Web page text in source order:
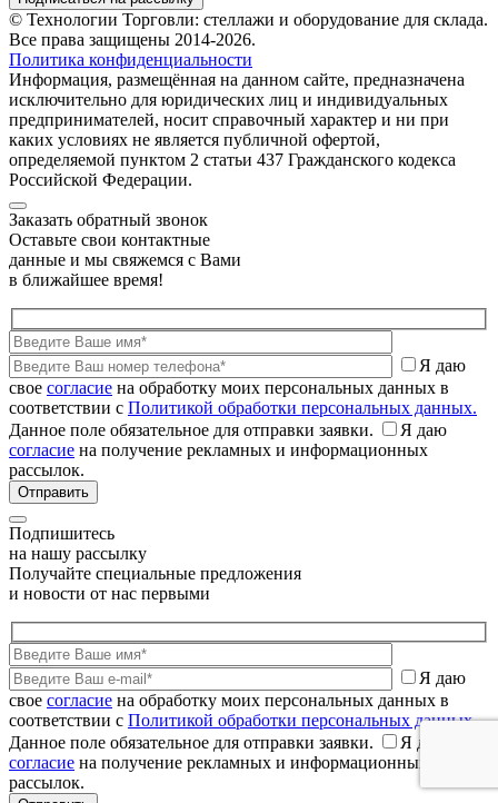
© Технологии Торговли: стеллажи и оборудование для склада.
Все права защищены 2014-2026.
Политика конфиденциальности
Информация, размещённая на данном сайте, предназначена
исключительно для юридических лиц и индивидуальных
предпринимателей, носит справочный характер и ни при
каких условиях не является публичной офертой,
определяемой пунктом 2 статьи 437 Гражданского кодекса
Российской Федерации.
Заказать обратный звонок
Оставьте свои контактные
данные и мы свяжемся с Вами
в ближайшее время!
Я даю
свое согласие на обработку моих персональных данных в
соответствии с Политикой обработки персональных данных.
Данное поле обязательное для отправки заявки.
Я даю
согласие на получение рекламных и информационных
рассылок.
Подпишитесь
на нашу рассылку
Получайте специальные предложения
и новости от нас первыми
Я даю
свое согласие на обработку моих персональных данных в
соответствии с Политикой обработки персональных данных.
Данное поле обязательное для отправки заявки.
Я даю
согласие на получение рекламных и информационных
рассылок.